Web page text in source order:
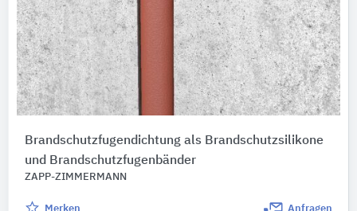
Brandschutzfugendichtung als Brandschutzsilikone
und Brandschutzfugenbänder
ZAPP-ZIMMERMANN